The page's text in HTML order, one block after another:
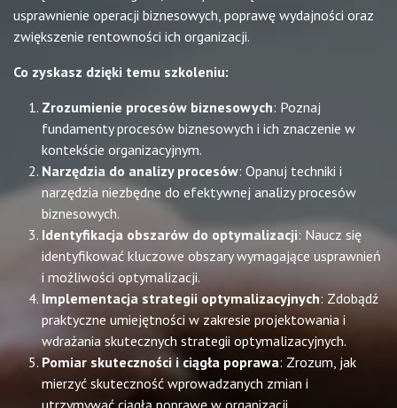
usprawnienie operacji biznesowych, poprawę wydajności oraz
zwiększenie rentowności ich organizacji.
Co zyskasz dzięki temu szkoleniu:
Zrozumienie procesów biznesowych: Poznaj
fundamenty procesów biznesowych i ich znaczenie w
kontekście organizacyjnym.
Narzędzia do analizy procesów: Opanuj techniki i
narzędzia niezbędne do efektywnej analizy procesów
biznesowych.
Identyfikacja obszarów do optymalizacji: Naucz się
identyfikować kluczowe obszary wymagające usprawnień
i możliwości optymalizacji.
Implementacja strategii optymalizacyjnych: Zdobądź
praktyczne umiejętności w zakresie projektowania i
wdrażania skutecznych strategii optymalizacyjnych.
Pomiar skuteczności i ciągła poprawa: Zrozum, jak
mierzyć skuteczność wprowadzanych zmian i
utrzymywać ciągłą poprawę w organizacji.